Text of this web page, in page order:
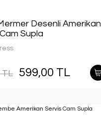
Desenli Amerikan
Supla
TL 599,00 TL